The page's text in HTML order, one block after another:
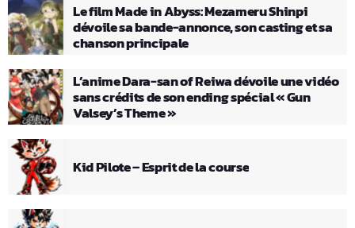
Le film Made in Abyss: Mezameru Shinpi
dévoile sa bande-annonce, son casting et sa
chanson principale
L’anime Dara-san of Reiwa dévoile une vidéo
sans crédits de son ending spécial « Gun
Valsey’s Theme »
Kid Pilote – Esprit de la course